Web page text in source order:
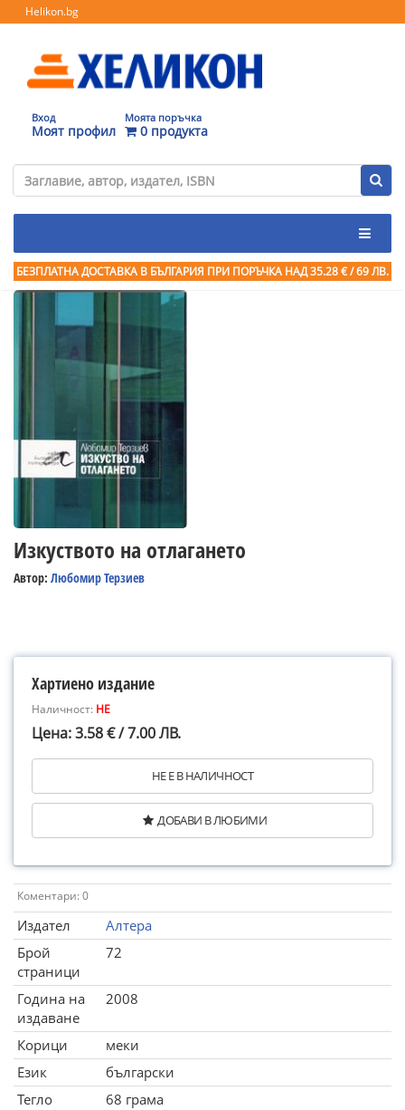
Helikon.bg
Вход
Моят профил
Моята поръчка
0 продукта
БЕЗПЛАТНА ДОСТАВКА В БЪЛГАРИЯ ПРИ ПОРЪЧКА НАД 35.28 € / 69 ЛВ.
Изкуството на отлагането
Автор: Любомир Терзиев
Хартиено издание
Наличност: НЕ
Цена: 3.58 € / 7.00 ЛВ.
НЕ Е В НАЛИЧНОСТ
ДОБАВИ В ЛЮБИМИ
Коментари: 0
Издател
Алтера
Брой
страници
72
Година на
издаване
2008
Корици
меки
Език
български
Тегло
68 грама